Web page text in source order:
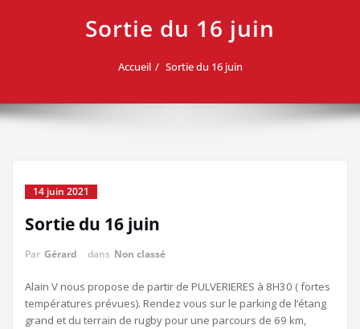
Sortie du 16 juin
Accueil Sortie du 16 juin
14 juin 2021
Sortie du 16 juin
Par Gérard dans Non classé
Alain V nous propose de partir de PULVERIERES à 8H30 ( fortes
températures prévues). Rendez vous sur le parking de l’étang
grand et du terrain de rugby pour une parcours de 69 km,